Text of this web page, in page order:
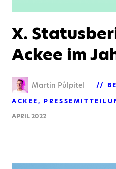
X.
Ackee im
Martin Půlpitel
ACKEE
APRIL 2022